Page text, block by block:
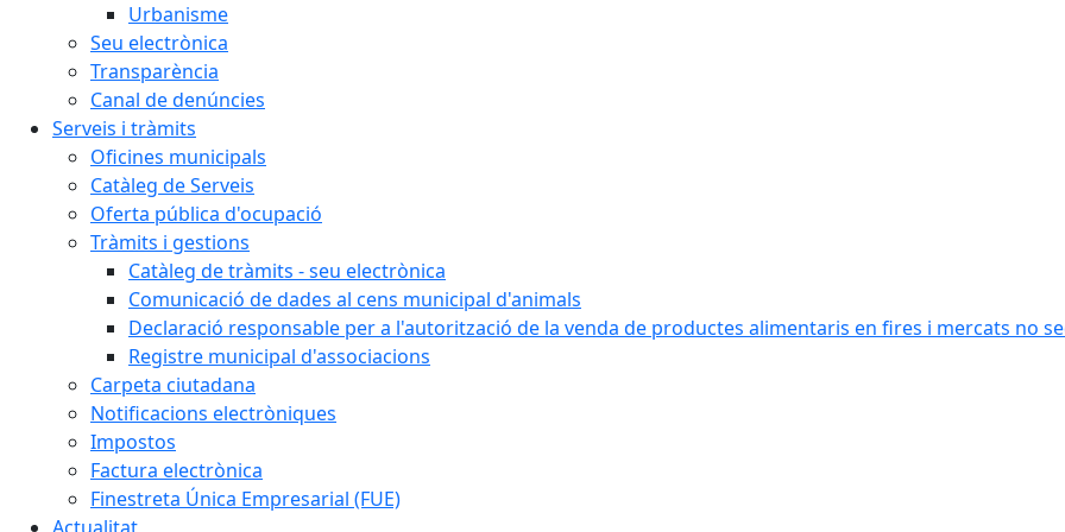
Urbanisme
Seu electrònica
Transparència
Canal de denúncies
Serveis i tràmits
Oficines municipals
Catàleg de Serveis
Oferta pública d'ocupació
Tràmits i gestions
Catàleg de tràmits - seu electrònica
Comunicació de dades al cens municipal d'animals
Declaració responsable per a l'autorització de la venda de productes alimentaris en fires i mercats no
Registre municipal d'associacions
Carpeta ciutadana
Notificacions electròniques
Impostos
Factura electrònica
Finestreta Única Empresarial (FUE)